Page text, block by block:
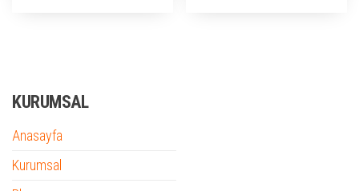
KURUMSAL
Anasayfa
Kurumsal